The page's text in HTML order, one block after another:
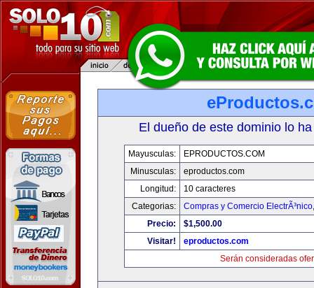
El dueño de este dominio lo
Mayusculas:
EPRODUCTOS.COM
Minusculas:
eproductos.com
Longitud:
10 caracteres
Categorias:
Compras y Comercio ElectrÃ³nico
Precio:
$1,500.00
Visitar!
eproductos.com
Serán consideradas